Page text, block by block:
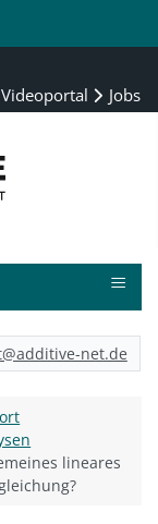
Videoportal Jobs
≡
net.de
lineares